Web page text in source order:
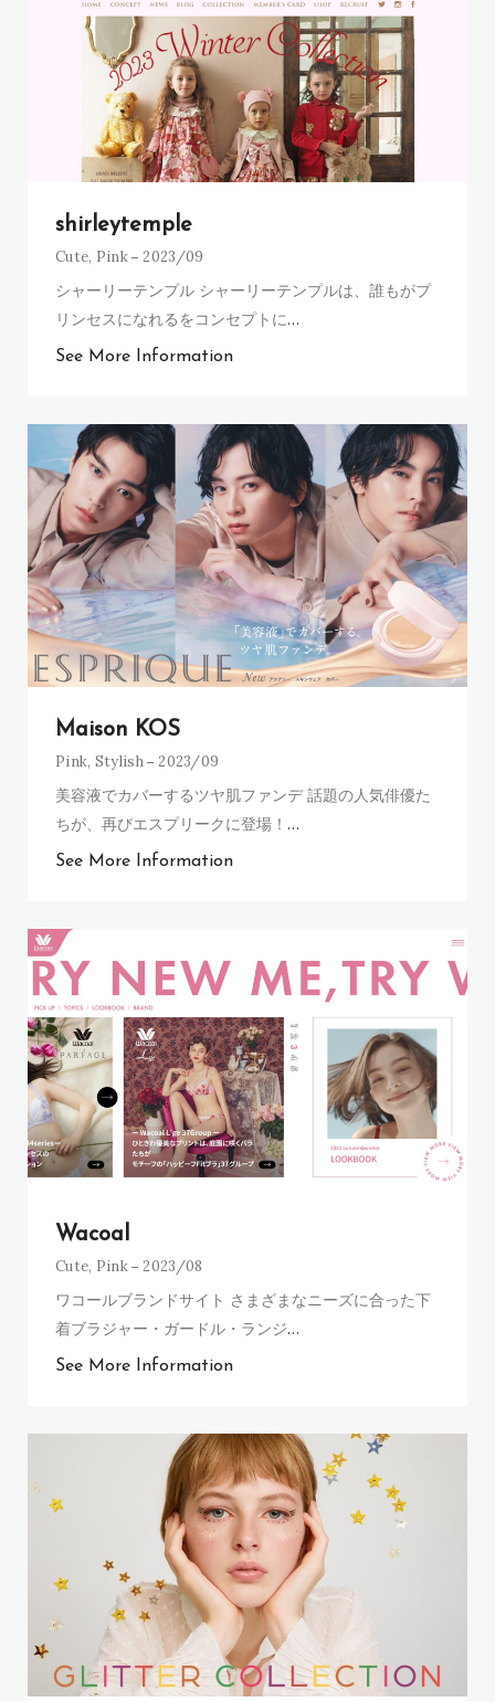
shirleytemple
Cute, Pink 2023/09
シャーリーテンプル シャーリーテンプルは、誰もがプ
リンセスになれるをコンセプトに…
See More Information
Maison KOS
Pink, Stylish 2023/09
美容液でカバーするツヤ肌ファンデ 話題の人気俳優た
ちが、再びエスプリークに登場！ …
See More Information
Wacoal
Cute, Pink 2023/08
ワコールブランドサイト さまざまなニーズに合った下
着ブラジャー・ガードル・ランジ…
See More Information